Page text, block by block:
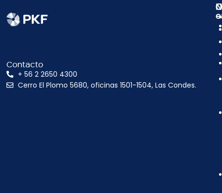
Contacto
+ 56 2 2650 4300
Cerro El Plomo 5680, oficinas 1501-1504, Las Condes.